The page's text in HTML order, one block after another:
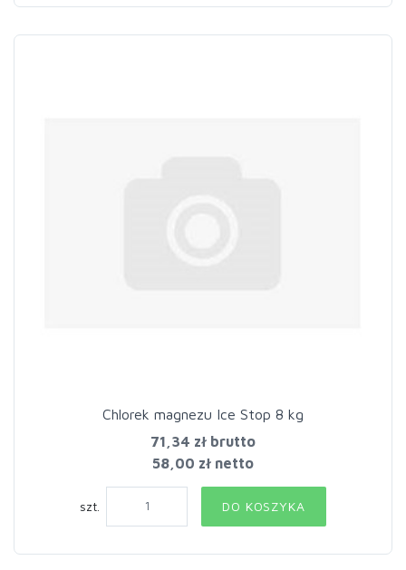
Chlorek magnezu Ice Stop 8 kg
71,34 zł brutto
58,00 zł netto
szt. DO KOSZYKA